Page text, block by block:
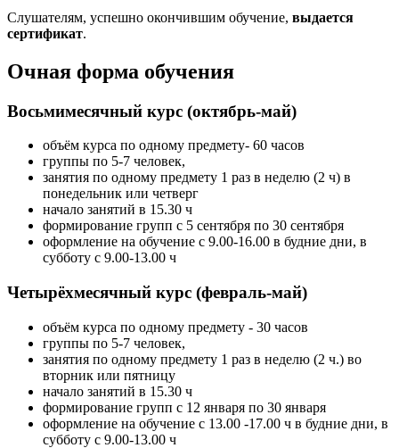
Слушателям, успешно окончившим обучение, выдается
сертификат.
Очная форма обучения
Восьмимесячный курс (октябрь-май)
объём курса по одному предмету- 60 часов
группы по 5-7 человек,
занятия по одному предмету 1 раз в неделю (2 ч) в
понедельник или четверг
начало занятий в 15.30 ч
формирование групп с 5 сентября по 30 сентября
оформление на обучение с 9.00-16.00 в будние дни, в
субботу с 9.00-13.00 ч
Четырёхмесячный курс (февраль-май)
объём курса по одному предмету - 30 часов
группы по 5-7 человек,
занятия по одному предмету 1 раз в неделю (2 ч.) во
вторник или пятницу
начало занятий в 15.30 ч
формирование групп с 12 января по 30 января
оформление на обучение с 13.00 -17.00 ч в будние дни, в
субботу с 9.00-13.00 ч